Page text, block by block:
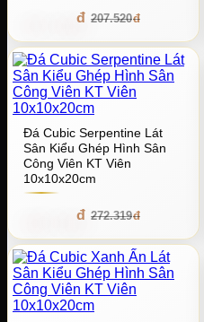
207.520
Đá Cubic Serpentine Lát
Sân Kiểu Ghép Hình Sân
Công Viên KT Viên
10x10x20cm
272.319